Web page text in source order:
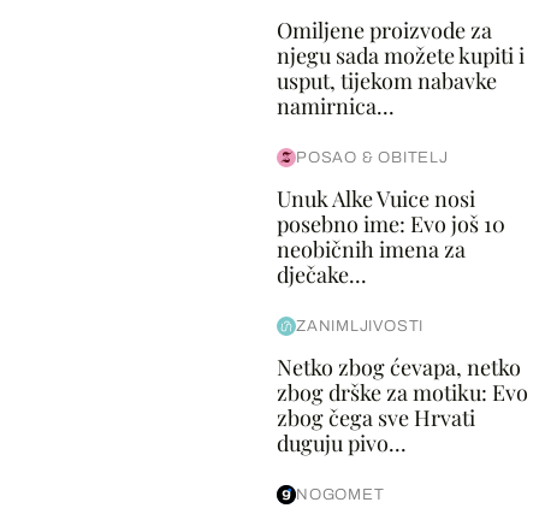
Omiljene proizvode za
njegu sada možete kupiti i
usput, tijekom nabavke
namirnica...
POSAO & OBITELJ
Unuk Alke Vuice nosi
posebno ime: Evo još 10
neobičnih imena za
dječake...
ZANIMLJIVOSTI
Netko zbog ćevapa, netko
zbog drške za motiku: Evo
zbog čega sve Hrvati
duguju pivo...
NOGOMET